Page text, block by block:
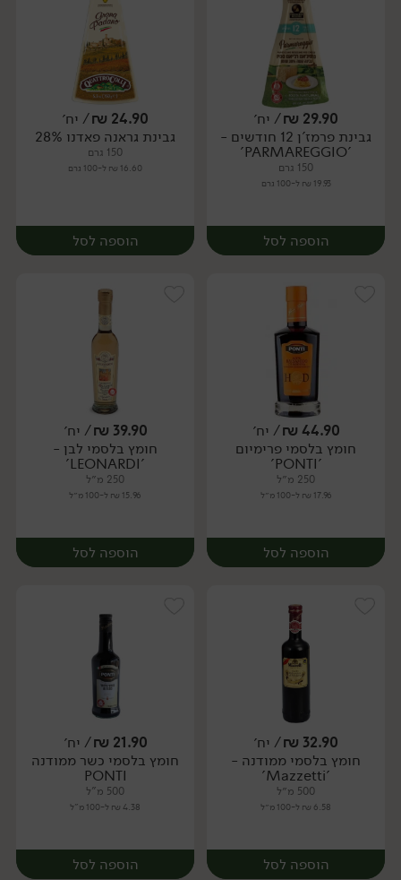
יח׳ יח׳
29.90
₪/ יח׳
גבינת פרמז'ן 12 חודשים -
'PARMAREGGIO'
150 גרם
19.93 ₪ ל-100 גרם
הוספה לסל
יח׳
24.90
₪/ יח׳
גבינת גראנה פאדנו 28%
150 גרם
16.60 ₪ ל-100 גרם
הוספה לסל
יח׳
44.90
₪/ יח׳
חומץ בלסמי פרימיום
'PONTI'
250 מ״ל
17.96 ₪ ל-100 מ״ל
הוספה לסל
יח׳
39.90
₪/ יח׳
חומץ בלסמי לבן -
'LEONARDI'
250 מ״ל
15.96 ₪ ל-100 מ״ל
הוספה לסל
יח׳
32.90
₪/ יח׳
חומץ בלסמי ממודנה -
'Mazzetti'
500 מ״ל
6.58 ₪ ל-100 מ״ל
הוספה לסל
21.90
₪/ יח׳
חומץ בלסמי כשר ממודנה
PONTI
500 מ"ל
4.38 ₪ ל-100 מ"ל
הוספה לסל